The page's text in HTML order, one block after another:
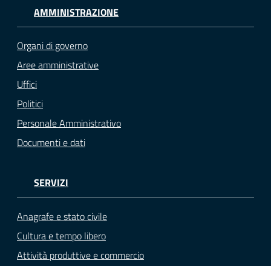
AMMINISTRAZIONE
Organi di governo
Aree amministrative
Uffici
Politici
Personale Amministrativo
Documenti e dati
SERVIZI
Anagrafe e stato civile
Cultura e tempo libero
Attività produttive e commercio